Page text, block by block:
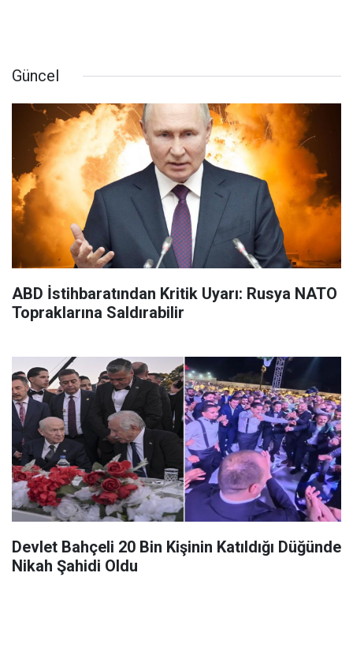
Güncel
ABD İstihbaratından Kritik Uyarı: Rusya NATO
Topraklarına Saldırabilir
Devlet Bahçeli 20 Bin Kişinin Katıldığı Düğünde
Nikah Şahidi Oldu